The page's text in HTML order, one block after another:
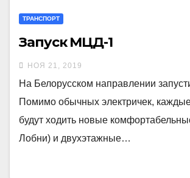
ТРАНСПОРТ
Запуск МЦД-1
НОЯ 21, 2019
На Белорусском направлении
Помимо обычных электричек,
будут ходить новые
Лобни) и двухэтажные…